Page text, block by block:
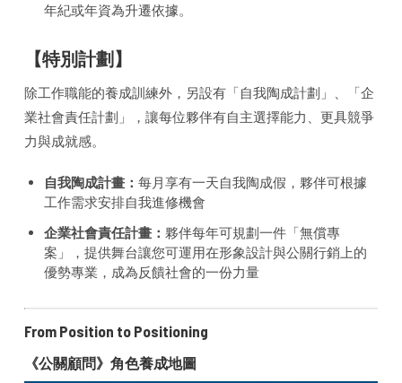
年紀或年資為升遷依據。
【特別計劃】
除工作職能的養成訓練外，另設有「自我陶成計劃」、「企
業社會責任計劃」，讓每位夥伴有自主選擇能力、更具競爭
力與成就感。
自我陶成計畫：每月享有一天自我陶成假，夥伴可根據
工作需求安排自我進修機會
企業社會責任計畫： 夥伴每年可規劃一件「無償專
案」，提供舞台讓您可運用在形象設計與公關行銷上的
優勢專業，成為反饋社會的一份力量
From Position to Positioning
《公關顧問》角色養成地圖